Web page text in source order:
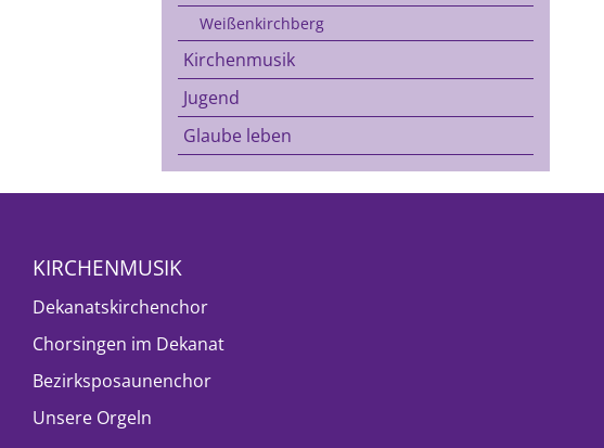
Weißenkirchberg
Kirchenmusik
Jugend
Glaube leben
KIRCHENMUSIK
Dekanatskirchenchor
Chorsingen im Dekanat
Bezirksposaunenchor
Unsere Orgeln